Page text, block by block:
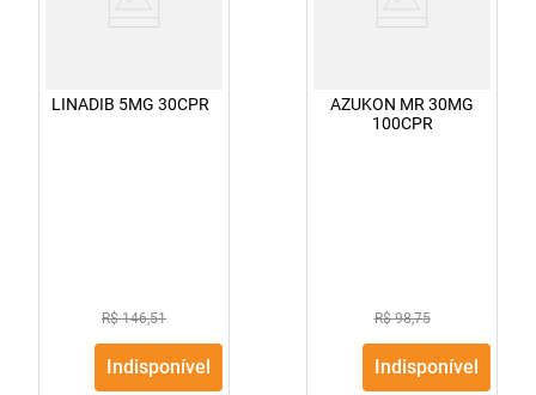
LINADIB 5MG 30CPR
R$ 146,51
Indisponível
AZUKON MR 30MG
100CPR
R$ 98,75
Indisponível